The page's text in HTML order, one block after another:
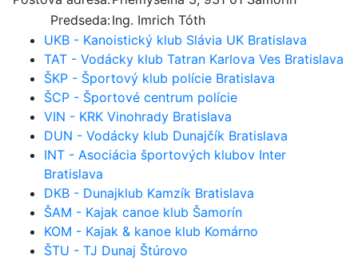
Predseda:Ing. Imrich Tóth
UKB - Kanoistický klub Slávia UK Bratislava
TAT - Vodácky klub Tatran Karlova Ves Bratislava
ŠKP - Športový klub polície Bratislava
ŠCP - Športové centrum polície
VIN - KRK Vinohrady Bratislava
DUN - Vodácky klub Dunajčík Bratislava
INT - Asociácia športových klubov Inter
Bratislava
DKB - Dunajklub Kamzík Bratislava
ŠAM - Kajak canoe klub Šamorín
KOM - Kajak & kanoe klub Komárno
ŠTU - TJ Dunaj Štúrovo